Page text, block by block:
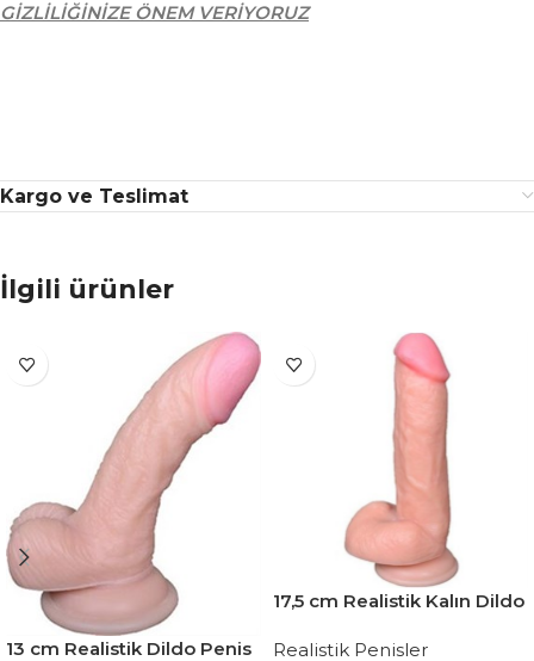
GİZLİLİĞİNİZE ÖNEM VERİYORUZ
Kargo ve Teslimat
İlgili ürünler
13 cm Realistik Dildo Penis
17,5 cm Realistik Kalın Dildo
Realistik Penisler